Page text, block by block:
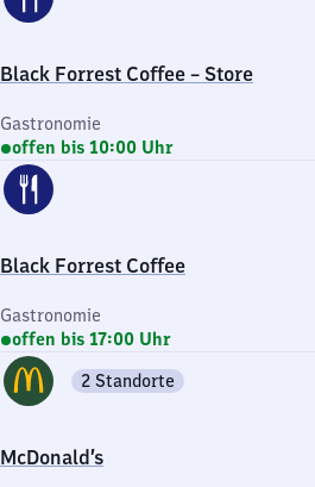
Black Forrest Coffee – Store
Gastronomie
offen bis 10:00 Uhr
Black Forrest Coffee
Gastronomie
offen bis 17:00 Uhr
McDonald’s
2 Standorte